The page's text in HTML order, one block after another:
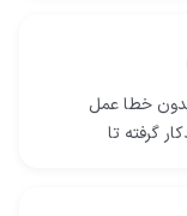
خطا عمل
گرفته تا